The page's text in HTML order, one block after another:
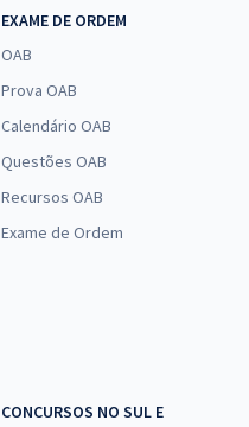
EXAME DE ORDEM
OAB
Prova OAB
Calendário OAB
Questões OAB
Recursos OAB
Exame de Ordem
CONCURSOS NO SUL E